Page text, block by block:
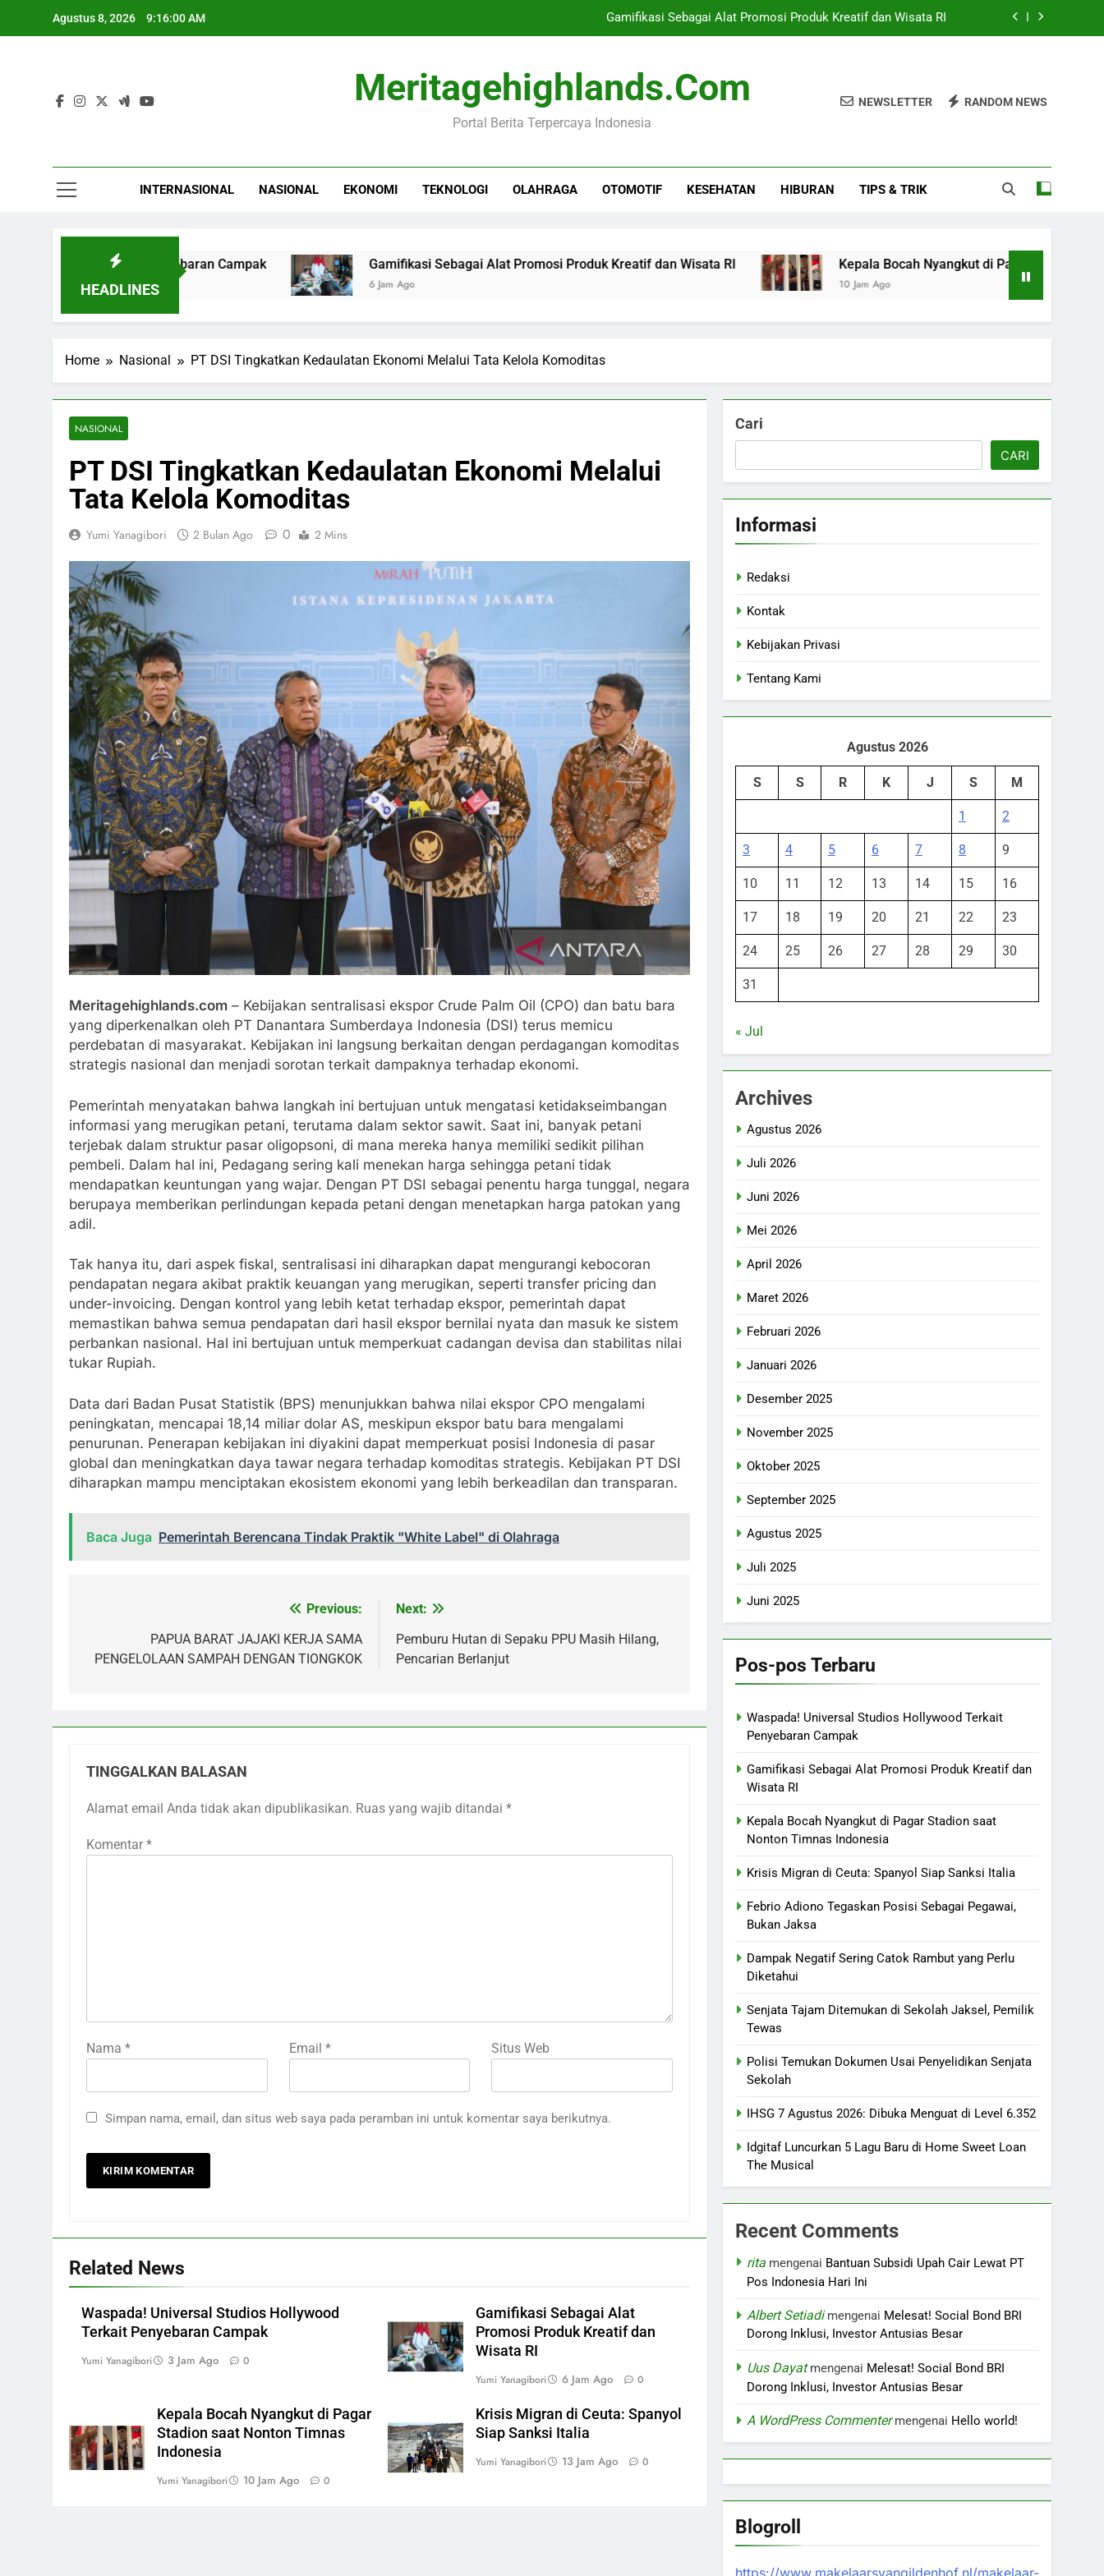
Agustus 8, 2026 9:16:01 AM Gamifikasi Sebagai Alat Promosi Produk Kreatif dan Wisata RI
Krisis Migran di Ceuta: Spanyol Siap Sanksi Italia
Waspada! Universal Studios Hollywood Terkait Penyebaran Campak
Kepala Bocah Nyangkut di Pagar Stadion saat Nonton Timnas Indonesia
Meritagehighlands.com
Portal Berita Terpercaya Indonesia
NEWSLETTER RANDOM NEWS
INTERNASIONAL NASIONAL EKONOMI TEKNOLOGI OLAHRAGA OTOMOTIF KESEHATAN HIBURAN TIPS & TRIK
HEADLINES
Terkait Penyebaran Campak Gamifikasi Sebagai Alat Promosi Produk Kreatif dan Wisata RI
6 Jam Ago
Kepala Bocah Nyangkut di Pagar Stadion saat Nonton
10 Jam Ago
Home Nasional PT DSI Tingkatkan Kedaulatan Ekonomi Melalui Tata Kelola Komoditas
NASIONAL
PT DSI Tingkatkan Kedaulatan Ekonomi Melalui
Tata Kelola Komoditas
Yumi Yanagibori 2 Bulan Ago 0 2 Mins
Meritagehighlands.com – Kebijakan sentralisasi ekspor Crude Palm Oil (CPO) dan batu bara
yang diperkenalkan oleh PT Danantara Sumberdaya Indonesia (DSI) terus memicu
perdebatan di masyarakat. Kebijakan ini langsung berkaitan dengan perdagangan komoditas
strategis nasional dan menjadi sorotan terkait dampaknya terhadap ekonomi.
Pemerintah menyatakan bahwa langkah ini bertujuan untuk mengatasi ketidakseimbangan
informasi yang merugikan petani, terutama dalam sektor sawit. Saat ini, banyak petani
terjebak dalam struktur pasar oligopsoni, di mana mereka hanya memiliki sedikit pilihan
pembeli. Dalam hal ini, Pedagang sering kali menekan harga sehingga petani tidak
mendapatkan keuntungan yang wajar. Dengan PT DSI sebagai penentu harga tunggal, negara
berupaya memberikan perlindungan kepada petani dengan menetapkan harga patokan yang
adil.
Tak hanya itu, dari aspek fiskal, sentralisasi ini diharapkan dapat mengurangi kebocoran
pendapatan negara akibat praktik keuangan yang merugikan, seperti transfer pricing dan
under-invoicing. Dengan kontrol yang lebih ketat terhadap ekspor, pemerintah dapat
memastikan bahwa semua pendapatan dari hasil ekspor bernilai nyata dan masuk ke sistem
perbankan nasional. Hal ini bertujuan untuk memperkuat cadangan devisa dan stabilitas nilai
tukar Rupiah.
Data dari Badan Pusat Statistik (BPS) menunjukkan bahwa nilai ekspor CPO mengalami
peningkatan, mencapai 18,14 miliar dolar AS, meskipun ekspor batu bara mengalami
penurunan. Penerapan kebijakan ini diyakini dapat memperkuat posisi Indonesia di pasar
global dan meningkatkan daya tawar negara terhadap komoditas strategis. Kebijakan PT DSI
diharapkan mampu menciptakan ekosistem ekonomi yang lebih berkeadilan dan transparan.
Baca Juga Pemerintah Berencana Tindak Praktik "White Label" di Olahraga
Previous:
PAPUA BARAT JAJAKI KERJA SAMA
PENGELOLAAN SAMPAH DENGAN TIONGKOK
Next:
Pemburu Hutan di Sepaku PPU Masih Hilang,
Pencarian Berlanjut
TINGGALKAN BALASAN
Alamat email Anda tidak akan dipublikasikan. Ruas yang wajib ditandai *
Komentar *
Nama * Email * Situs Web
Simpan nama, email, dan situs web saya pada peramban ini untuk komentar saya berikutnya.
Related News
Waspada! Universal Studios Hollywood
Terkait Penyebaran Campak
Yumi Yanagibori 3 Jam Ago 0
Gamifikasi Sebagai Alat
Promosi Produk Kreatif dan
Wisata RI
Yumi Yanagibori 6 Jam Ago 0
Kepala Bocah Nyangkut di Pagar
Stadion saat Nonton Timnas
Indonesia
Yumi Yanagibori 10 Jam Ago 0
Krisis Migran di Ceuta: Spanyol
Siap Sanksi Italia
Yumi Yanagibori 13 Jam Ago 0
Cari
CARI
Informasi
Redaksi
Kontak
Kebijakan Privasi
Tentang Kami
Agustus 2026
S S R K J S M
1 2
3 4 5 6 7 8 9
10 11 12 13 14 15 16
17 18 19 20 21 22 23
24 25 26 27 28 29 30
31
« Jul
Archives
Agustus 2026
Juli 2026
Juni 2026
Mei 2026
April 2026
Maret 2026
Februari 2026
Januari 2026
Desember 2025
November 2025
Oktober 2025
September 2025
Agustus 2025
Juli 2025
Juni 2025
Pos-pos Terbaru
Waspada! Universal Studios Hollywood Terkait
Penyebaran Campak
Gamifikasi Sebagai Alat Promosi Produk Kreatif dan
Wisata RI
Kepala Bocah Nyangkut di Pagar Stadion saat
Nonton Timnas Indonesia
Krisis Migran di Ceuta: Spanyol Siap Sanksi Italia
Febrio Adiono Tegaskan Posisi Sebagai Pegawai,
Bukan Jaksa
Dampak Negatif Sering Catok Rambut yang Perlu
Diketahui
Senjata Tajam Ditemukan di Sekolah Jaksel, Pemilik
Tewas
Polisi Temukan Dokumen Usai Penyelidikan Senjata
Sekolah
IHSG 7 Agustus 2026: Dibuka Menguat di Level 6.352
Idgitaf Luncurkan 5 Lagu Baru di Home Sweet Loan
The Musical
Recent Comments
rita mengenai Bantuan Subsidi Upah Cair Lewat PT
Pos Indonesia Hari Ini
Albert Setiadimengenai Melesat! Social Bond BRI
Dorong Inklusi, Investor Antusias Besar
Uus Dayatmengenai Melesat! Social Bond BRI
Dorong Inklusi, Investor Antusias Besar
A WordPress Commentermengenai Hello world!
Blogroll
https://www.makelaarsvangildenhof.nl/makelaar-